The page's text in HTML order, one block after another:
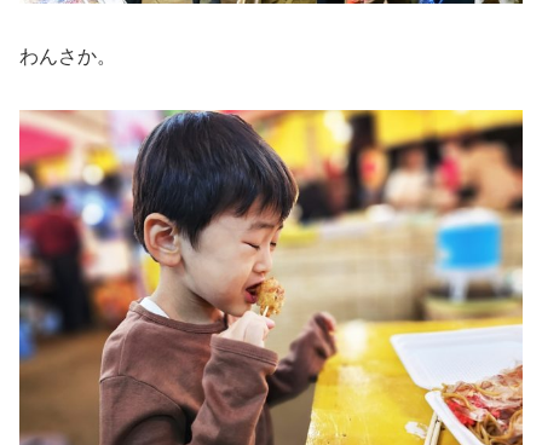
わんさか。